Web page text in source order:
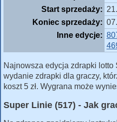
Start sprzedaży:
Koniec sprzedaży:
Inne edycje:
Najnowsza edycja zdrapki
wydanie zdrapki dla graczy,
koszt 5 zł. Wygrana może
Super Linie (517) - Jak